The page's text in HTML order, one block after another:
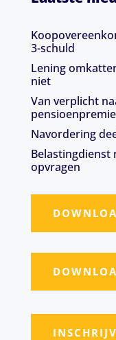
3-schuld
Lening
niet
Van verplicht
pensioenpremie
Navordering
opvragen